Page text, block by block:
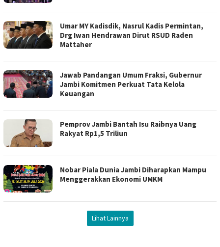
Umar MY Kadisdik, Nasrul Kadis Permintan,
Drg Iwan Hendrawan Dirut RSUD Raden
Mattaher
Jawab Pandangan Umum Fraksi, Gubernur
Jambi Komitmen Perkuat Tata Kelola
Keuangan
Pemprov Jambi Bantah Isu Raibnya Uang
Rakyat Rp1,5 Triliun
Nobar Piala Dunia Jambi Diharapkan Mampu
Menggerakkan Ekonomi UMKM
Lihat Lainnya